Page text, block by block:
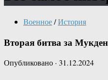
Военное/История
Вторая битва за Мукден
Опубликовано · 31.12.2024